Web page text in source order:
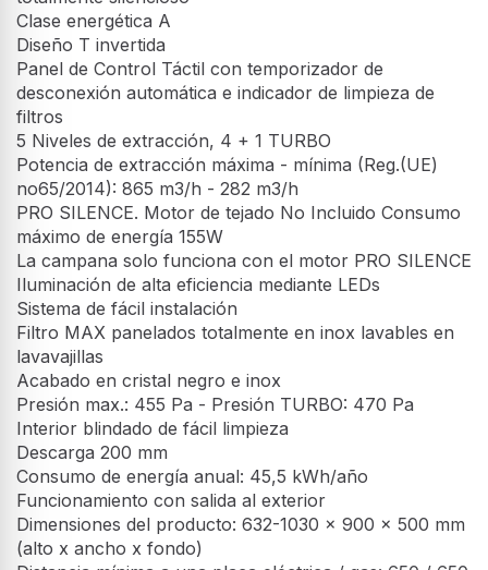
Clase energética A
Diseño T invertida
Panel de Control Táctil con temporizador de
desconexión automática e indicador de limpieza de
filtros
5 Niveles de extracción, 4 + 1 TURBO
Potencia de extracción máxima - mínima (Reg.(UE)
no65/2014): 865 m3/h - 282 m3/h
PRO SILENCE. Motor de tejado No Incluido Consumo
máximo de energía 155W
La campana solo funciona con el motor PRO SILENCE
Iluminación de alta eficiencia mediante LEDs
Sistema de fácil instalación
Filtro MAX panelados totalmente en inox lavables en
lavavajillas
Acabado en cristal negro e inox
Presión max.: 455 Pa - Presión TURBO: 470 Pa
Interior blindado de fácil limpieza
Descarga 200 mm
Consumo de energía anual: 45,5 kWh/año
Funcionamiento con salida al exterior
Dimensiones del producto: 632-1030 x 900 x 500 mm
(alto x ancho x fondo)